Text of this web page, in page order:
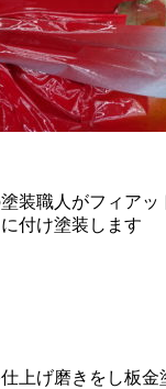
装職人がフィア
付け塗装します
上げ磨きをし板金